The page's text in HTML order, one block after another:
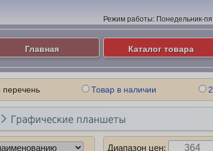
Режим работы: Понедельник-
Главная Каталог товара
Товар в наличии
 Графические планшеты
Диапазон цен: